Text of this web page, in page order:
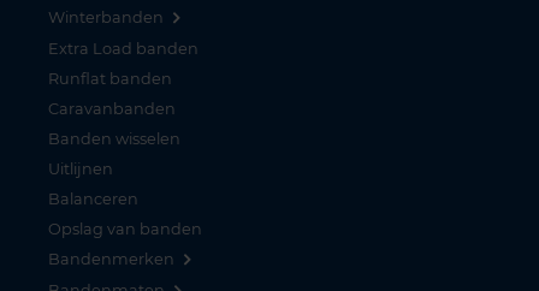
Winterbanden
Extra Load banden
Runflat banden
Caravanbanden
Banden wisselen
Uitlijnen
Balanceren
Opslag van banden
Bandenmerken